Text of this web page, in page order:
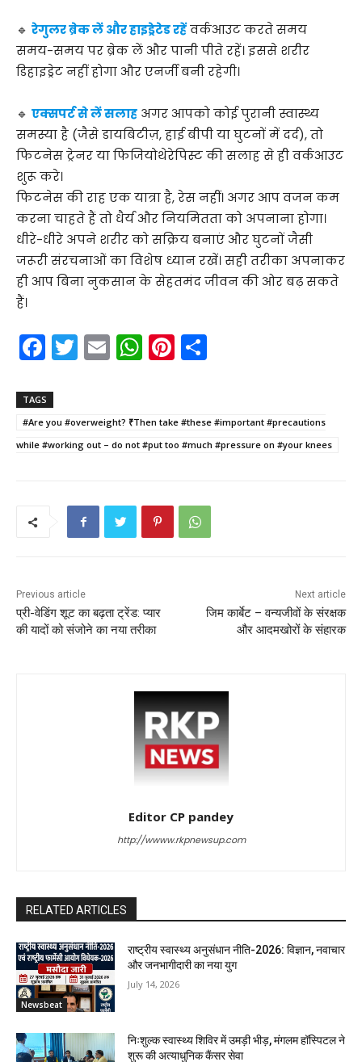
🔹 रेगुलर ब्रेक लें और हाइड्रेटेड रहेंवर्कआउट करते समय
समय-समय पर ब्रेक लें और पानी पीते रहें। इससे शरीर
डिहाइड्रेट नहीं होगा और एनर्जी बनी रहेगी।
🔹 एक्सपर्ट से लें सलाह अगर आपको कोई पुरानी स्वास्थ्य
समस्या है (जैसे डायबिटीज़, हाई बीपी या घुटनों में दर्द), तो
फिटनेस ट्रेनर या फिजियोथेरेपिस्ट की सलाह से ही वर्कआउट
शुरू करे।
फिटनेस की राह एक यात्रा है, रेस नहीं। अगर आप वजन कम
करना चाहते हैं तो धैर्य और नियमितता को अपनाना होगा।
धीरे-धीरे अपने शरीर को सक्रिय बनाएं और घुटनों जैसी
जरूरी संरचनाओं का विशेष ध्यान रखें। सही तरीका अपनाकर
ही आप बिना नुकसान के सेहतमंद जीवन की ओर बढ़ सकते
हैं।
F
c
e
b
T
er
E
l
W
ts
A
p
Pi
e
st
e
TAGS
#Are you #overweight? ₹Then take #these #important #precautions
while #working out – do not #put too #much #pressure on #your knees
Previous article
प्री-वेडिंग शूट का बढ़ता ट्रेंड: प्यार
की यादों को संजोने का नया तरीका
Next article
जिम कार्बेट – वन्यजीवों के संरक्षक
और आदमखोरों के संहारक
Editor CP pandey
http://wwww.rkpnewsup.com
RELATED ARTICLES
Newsbeat
राष्ट्रीय स्वास्थ्य अनुसंधान नीति-2026: विज्ञान, नवाचार
और जनभागीदारी का नया युग
July 14, 2026
निःशुल्क स्वास्थ्य शिविर में उमड़ी भीड़, मंगलम हॉस्पिटल ने
शुरू की अत्याधुनिक कैंसर सेवा